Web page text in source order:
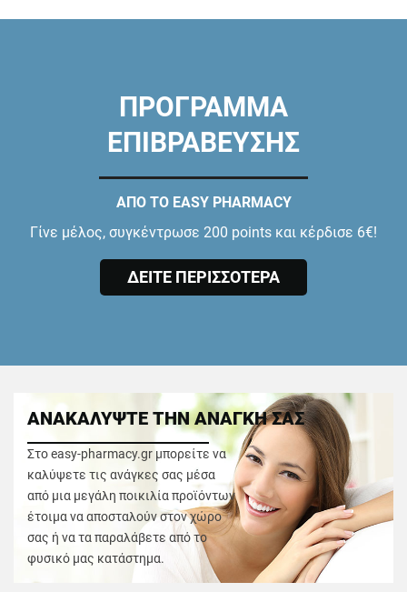
ΠΡΟΓΡΑΜΜΑ
ΕΠΙΒΡΑΒΕΥΣΗΣ
ΑΠΟ ΤΟ EASY PHARMACY
Γίνε μέλος, συγκέντρωσε 200 points και κέρδισε 6€!
ΔΕΙΤΕ ΠΕΡΙΣΣΟΤΕΡΑ
ΑΝΑΚΑΛΥΨΤΕ ΤΗΝ ΑΝΑΓΚΗ ΣΑΣ
Στο easy-pharmacy.gr μπορείτε να
καλύψετε τις ανάγκες σας μέσα
από μια μεγάλη ποικιλία προϊόντων
έτοιμα να αποσταλούν στον χώρο
σας ή να τα παραλάβετε από το
φυσικό μας κατάστημα.